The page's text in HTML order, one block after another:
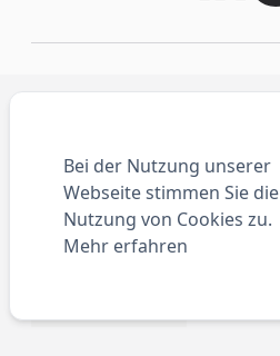
SERVICE
UNTERNEHMEN
INFORMATIONEN
Bei der Nutzung unserer
Webseite stimmen Sie die
Nutzung von Cookies zu.
Mehr erfahren